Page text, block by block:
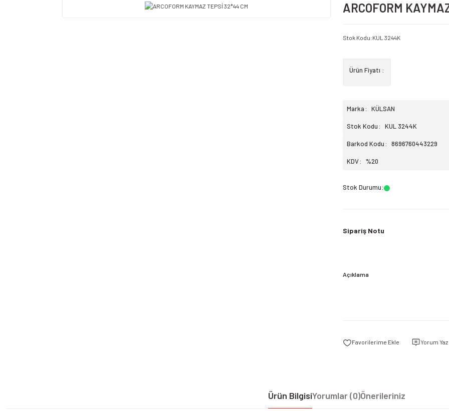
ARCOFORM
Stok Kodu:KUL 3244K
Ürün Fiyatı :
Marka KÜLSAN
Stok Kodu KUL 3244K
Barkod Kodu 8696760443229
KDV %20
Stok Durumu:
Sipariş Notu
Açıklama
Yorum Yaz
Ürün BilgisiYorumlar (0)Önerileriniz